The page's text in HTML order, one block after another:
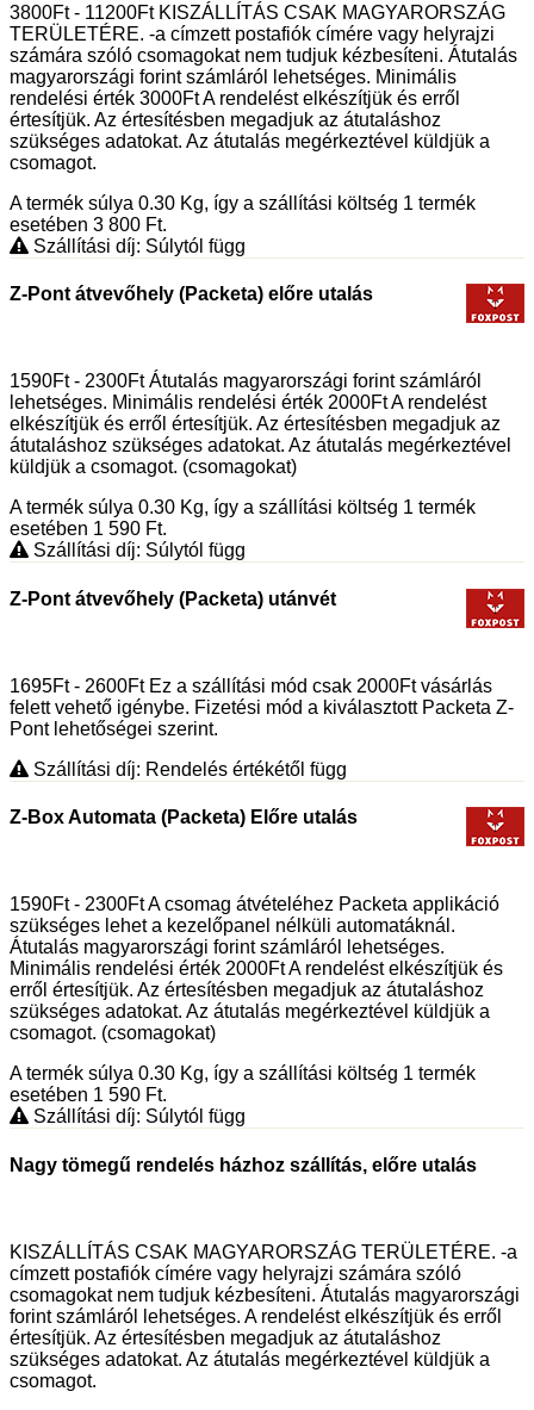
3800Ft - 11200Ft KISZÁLLÍTÁS CSAK MAGYARORSZÁG
TERÜLETÉRE. -a címzett postafiók címére vagy helyrajzi
számára szóló csomagokat nem tudjuk kézbesíteni. Átutalás
magyarországi forint számláról lehetséges. Minimális
rendelési érték 3000Ft A rendelést elkészítjük és erről
értesítjük. Az értesítésben megadjuk az átutaláshoz
szükséges adatokat. Az átutalás megérkeztével küldjük a
csomagot.
A termék súlya 0.30 Kg, így a szállítási költség 1 termék
esetében 3 800 Ft.
Szállítási díj: Súlytól függ
Z-Pont átvevőhely (Packeta) előre utalás
1590Ft - 2300Ft Átutalás magyarországi forint számláról
lehetséges. Minimális rendelési érték 2000Ft A rendelést
elkészítjük és erről értesítjük. Az értesítésben megadjuk az
átutaláshoz szükséges adatokat. Az átutalás megérkeztével
küldjük a csomagot. (csomagokat)
A termék súlya 0.30 Kg, így a szállítási költség 1 termék
esetében 1 590 Ft.
Szállítási díj: Súlytól függ
Z-Pont átvevőhely (Packeta) utánvét
1695Ft - 2600Ft Ez a szállítási mód csak 2000Ft vásárlás
felett vehető igénybe. Fizetési mód a kiválasztott Packeta Z-
Pont lehetőségei szerint.
Szállítási díj: Rendelés értékétől függ
Z-Box Automata (Packeta) Előre utalás
1590Ft - 2300Ft A csomag átvételéhez Packeta applikáció
szükséges lehet a kezelőpanel nélküli automatáknál.
Átutalás magyarországi forint számláról lehetséges.
Minimális rendelési érték 2000Ft A rendelést elkészítjük és
erről értesítjük. Az értesítésben megadjuk az átutaláshoz
szükséges adatokat. Az átutalás megérkeztével küldjük a
csomagot. (csomagokat)
A termék súlya 0.30 Kg, így a szállítási költség 1 termék
esetében 1 590 Ft.
Szállítási díj: Súlytól függ
Nagy tömegű rendelés házhoz szállítás, előre utalás
KISZÁLLÍTÁS CSAK MAGYARORSZÁG TERÜLETÉRE. -a
címzett postafiók címére vagy helyrajzi számára szóló
csomagokat nem tudjuk kézbesíteni. Átutalás magyarországi
forint számláról lehetséges. A rendelést elkészítjük és erről
értesítjük. Az értesítésben megadjuk az átutaláshoz
szükséges adatokat. Az átutalás megérkeztével küldjük a
csomagot.